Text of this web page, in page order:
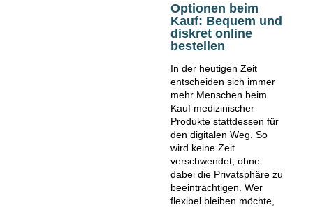
Optionen beim
Kauf: Bequem und
diskret online
bestellen
In der heutigen Zeit
entscheiden sich immer
mehr Menschen beim
Kauf medizinischer
Produkte stattdessen für
den digitalen Weg. So
wird keine Zeit
verschwendet, ohne
dabei die Privatsphäre zu
beeinträchtigen. Wer
flexibel bleiben möchte,